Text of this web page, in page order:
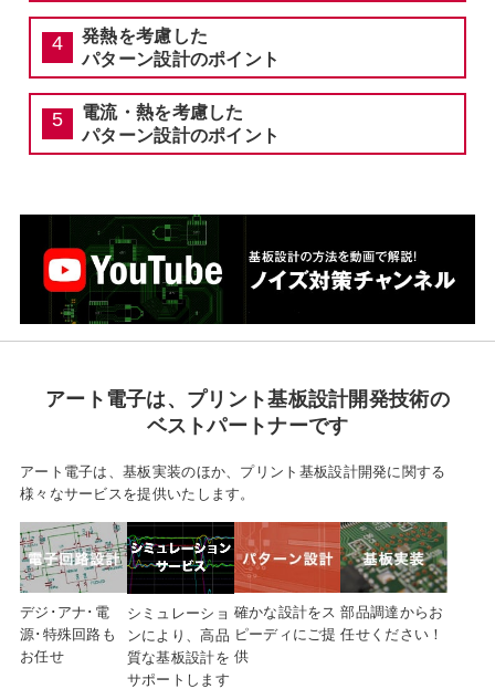
発熱を考慮した
パターン設計のポイント
電流・熱を考慮した
パターン設計のポイント
アート電子は、 プリント基板設計開発技術の
ベストパートナーです
アート電子は、基板実装のほか、プリント基板設計開発に関する
様々なサービスを提供いたします。
デジ･アナ･電
源･特殊回路も
お任せ
シミュレーショ
ンにより、高品
質な基板設計を
サポートします
確かな設計をス
ピーディにご提
供
部品調達から お
任せください！